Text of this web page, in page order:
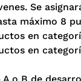
Se
máximo 8
en
en